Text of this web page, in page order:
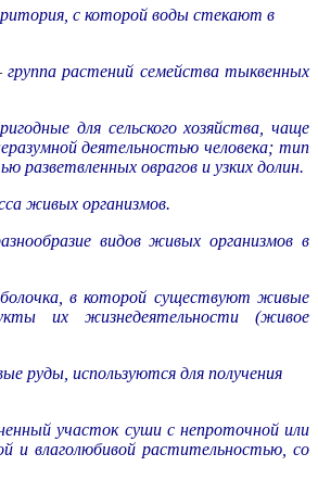
с которой воды стекают в
группа растений семейства тыквенных
для сельского хозяйства, чаще
деятельностью человека; тип
разветвленных оврагов и узких долин.
живых организмов.
видов живых организмов в
в которой существуют живые
их жизнедеятельности (живое
руды, используются для получения
участок суши с непроточной или
и влаголюбивой растительностью, со